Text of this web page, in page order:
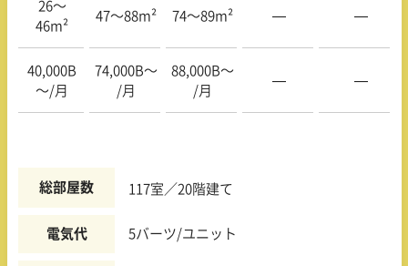
26〜
46m²
47〜88m² 74〜89m² — —
40,000B
〜/月
74,000B〜
/月
88,000B〜
/月
— —
総部屋数 117室／20階建て
電気代 5バーツ/ユニット